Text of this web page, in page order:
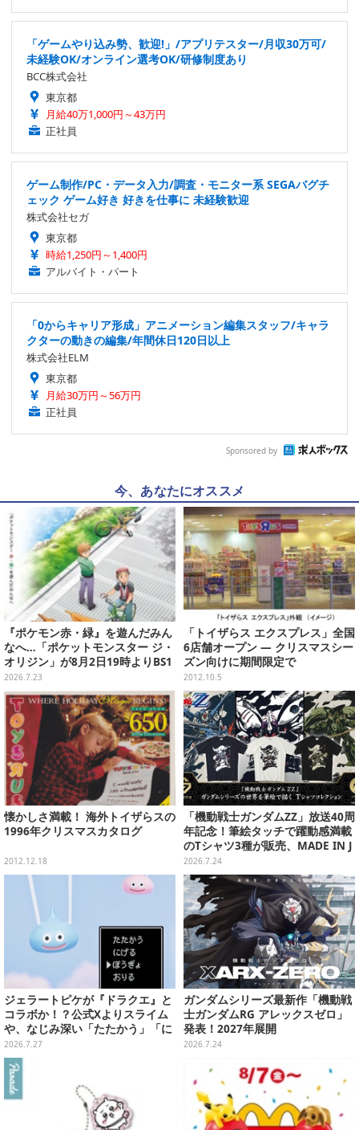
「ゲームやり込み勢、歓迎!」/アプリテスター/月収30万可/
未経験OK/オンライン選考OK/研修制度あり
BCC株式会社
東京都
月給40万1,000円～43万円
正社員
ゲーム制作/PC・データ入力/調査・モニター系 SEGAバグチ
ェック ゲーム好き 好きを仕事に 未経験歓迎
株式会社セガ
東京都
時給1,250円～1,400円
アルバイト・パート
「0からキャリア形成」アニメーション編集スタッフ/キャラ
クターの動きの編集/年間休日120日以上
株式会社ELM
東京都
月給30万円～56万円
正社員
Sponsored by
今、あなたにオススメ
『ポケモン赤・緑』を遊んだみん
なへ…「ポケットモンスター ジ・
オリジン」が8月2日19時よりBS1
2・日曜アニメ劇場で放送決定！
2026.7.23
「トイザらス エクスプレス」全国
6店舗オープン ― クリスマスシー
ズン向けに期間限定で
2012.10.5
懐かしさ満載！ 海外トイザらスの
1996年クリスマスカタログ
2012.12.18
「機動戦士ガンダムZZ」放送40周
年記念！筆絵タッチで躍動感満載
のTシャツ3種が販売、MADE IN J
APANで品質にもこだわり
2026.7.24
ジェラートピケが『ドラクエ』と
コラボか！？公式Xよりスライム
や、なじみ深い「たたかう」「に
げる」のコマンドウィンドウが投
稿
2026.7.27
ガンダムシリーズ最新作「機動戦
士ガンダムRG アレックスゼロ」
発表！2027年展開
2026.7.24